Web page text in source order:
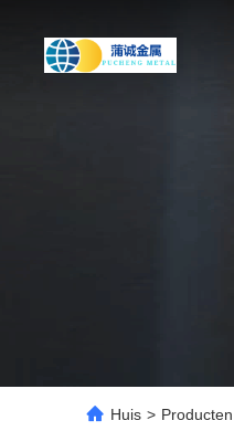
Huis > Producten